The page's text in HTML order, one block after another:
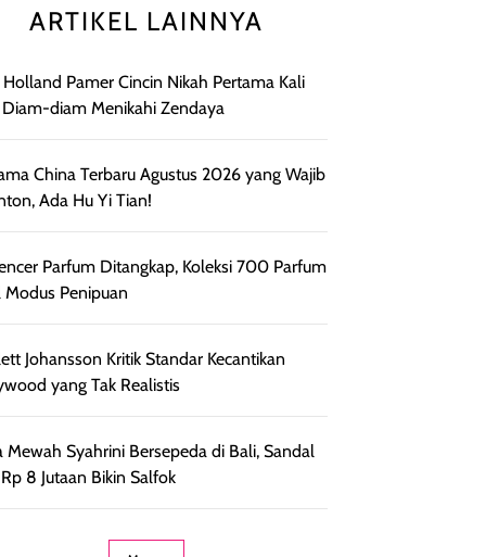
ARTIKEL LAINNYA
Pamer Cincin Nikah Pertama Kali
Diam-diam Menikahi Zendaya
China Terbaru Agustus 2026 yang Wajib
Ada Hu Yi Tian!
Parfum Ditangkap, Koleksi 700 Parfum
Modus Penipuan
Johansson Kritik Standar Kecantikan
yang Tak Realistis
Mewah Syahrini Bersepeda di Bali, Sandal
Rp 8 Jutaan Bikin Salfok